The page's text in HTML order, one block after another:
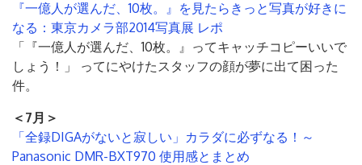
『一億人が選んだ、10枚。』を見たらきっと写真が好きに
なる：東京カメラ部2014写真展 レポ
「『一億人が選んだ、10枚。』ってキャッチコピーいいで
しょう！」 ってにやけたスタッフの顔が夢に出て困った
件。
＜7月＞
「全録DIGAがないと寂しい」カラダに必ずなる！～
Panasonic DMR-BXT970 使用感とまとめ